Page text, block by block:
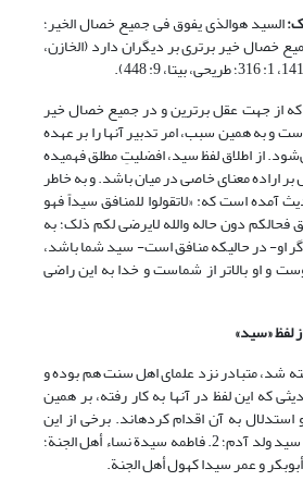
السید هوالذی یفوق فی جمیع خصال الخیر؛
خیر برتری بر دیگران دارد (الخازن،
از جهت عقل برترین و در جمیع خصال خیر
و به همین سبب، امر تدبیر آنها را بر عهده
از اطلاق لفظ سید، افضلیتِ مطلق فهمیده
اراده معنای خاصی در میان باشد. و به خاطر
است که: «لاتقولوا للمنافق سیداً فهو
دون حاله والله لایرضی لکم ذلک؛ به
او- در حالیکه منافق است- سید شما باشد،
و او بالاتر از شماست و خدا به این راضی
لفظ «سید»
شد، متبادر نزد علمای اهل سنت هم بوده و
که این لفظ در آنها به کار رفته، بر همین
به آن اقدام کرده‏اند. برخی از این
احادیث چنین است: 1. أنا سید ولد آدم؛ 2. فاطمه سیدة نساء أهل الجنة؛